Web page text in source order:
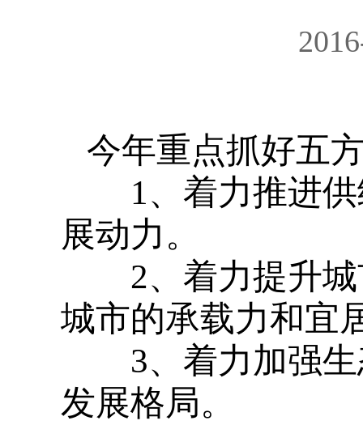
今年重点抓好五
1、着力推进
展动力。
2、着力提升
城市的承载力和宜
3、着力加强
发展格局。